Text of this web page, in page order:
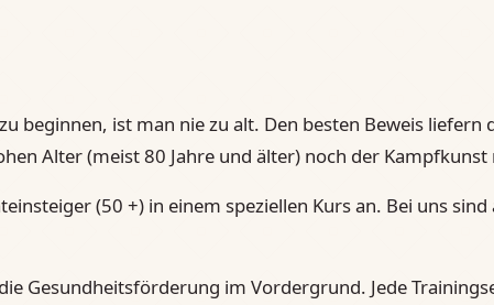
beginnen, ist man nie zu alt. Den besten Beweis liefern
Alter (meist 80 Jahre und älter) noch der Kampfkunst
(50 +) in einem speziellen Kurs an. Bei uns
Gesundheitsförderung im Vordergrund. Jede